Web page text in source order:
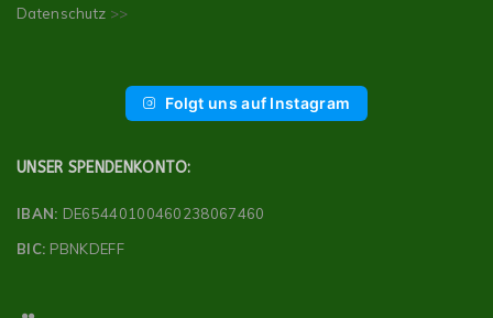
Datenschutz >>
Folgt uns auf Instagram
UNSER SPENDENKONTO:
IBAN: DE65440100460238067460
BIC: PBNKDEFF